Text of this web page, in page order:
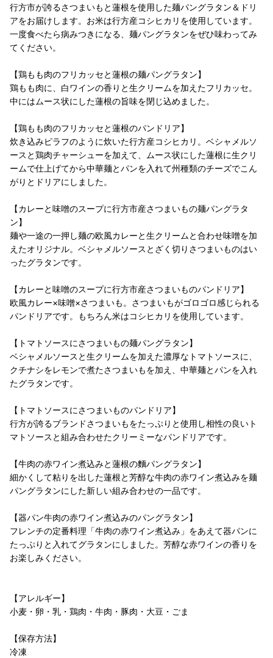
行方市が誇るさつまいもと蓮根を使用した麺パングラタン＆ドリ
アをお届けします。お米は行方産コシヒカリを使用しています。
一度食べたら病みつきになる、麺パングラタンをぜひ味わってみ
てください。
【鶏もも肉のフリカッセと蓮根の麺パングラタン】
鶏もも肉に、白ワインの香りと生クリームを加えたフリカッセ。
中にはムース状にした蓮根の旨味を閉じ込めました。
【鶏もも肉のフリカッセと蓮根のパンドリア】
炊き込みピラフのように炊いた行方産コシヒカリ。ベシャメルソ
ースと鶏肉チャーシューを加えて、ムース状にした蓮根に生クリ
ームで仕上げてから中華麺とパンを入れて州種類のチーズでこん
がりとドリアにしました。
【カレーと味噌のスープに行方市産さつまいもの麺パングラタ
ン】
麺や一途の一押し麺の欧風カレーと生クリームと合わせ味噌を加
えたオリジナル。ベシャメルソースとざく切りさつまいものはい
ったグラタンです。
【カレーと味噌のスープに行方市産さつまいものパンドリア】
欧風カレー×味噌×さつまいも。さつまいもがゴロゴロ感じられる
パンドリアです。もちろん米はコシヒカリを使用しています。
【トマトソースにさつまいもの麺パングラタン】
ベシャメルソースと生クリームを加えた濃厚なトマトソースに、
クチナシをレモンで煮たさつまいもを加え、中華麺とパンを入れ
たグラタンです。
【トマトソースにさつまいものパンドリア】
行方が誇るブランドさつまいもをたっぷりと使用し相性の良いト
マトソースと組み合わせたクリーミーなパンドリアです。
【牛肉の赤ワイン煮込みと蓮根の麵パングラタン】
細かくして粘りを出した蓮根と芳醇な牛肉の赤ワイン煮込みを麺
パングラタンにした新しい組み合わせの一品です。
【器パン牛肉の赤ワイン煮込みのパングラタン】
フレンチの定番料理「牛肉の赤ワイン煮込み」をあえて器パンに
たっぷりと入れてグラタンにしました。芳醇な赤ワインの香りを
お楽しみください。
【アレルギー】
小麦・卵・乳・鶏肉・牛肉・豚肉・大豆・ごま
【保存方法】
冷凍